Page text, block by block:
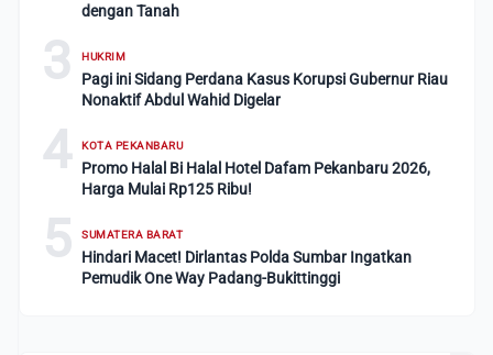
dengan Tanah
3 HUKRIM
Pagi ini Sidang Perdana Kasus Korupsi Gubernur Riau
Nonaktif Abdul Wahid Digelar
4 KOTA PEKANBARU
Promo Halal Bi Halal Hotel Dafam Pekanbaru 2026,
Harga Mulai Rp125 Ribu!
5 SUMATERA BARAT
Hindari Macet! Dirlantas Polda Sumbar Ingatkan
Pemudik One Way Padang-Bukittinggi